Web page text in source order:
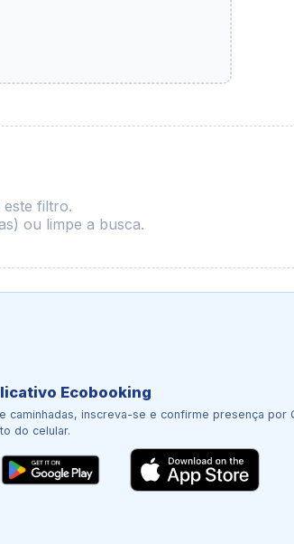
filtro.
ou limpe a busca.
Ecobooking
caminhadas, inscreva-se e confirme presença por
do celular.